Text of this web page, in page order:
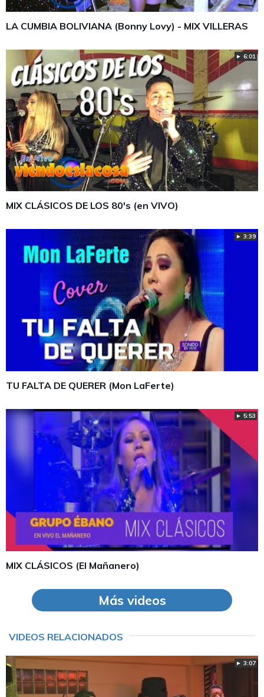
LA CUMBIA BOLIVIANA (Bonny Lovy) - MIX VILLERAS
► 6:01
MIX CLÁSICOS DE LOS 80's (en VIVO)
► 3:39
TU FALTA DE QUERER (Mon LaFerte)
► 5:53
MIX CLÁSICOS (El Mañanero)
Más videos
VIDEOS RELACIONADOS
► 3:07